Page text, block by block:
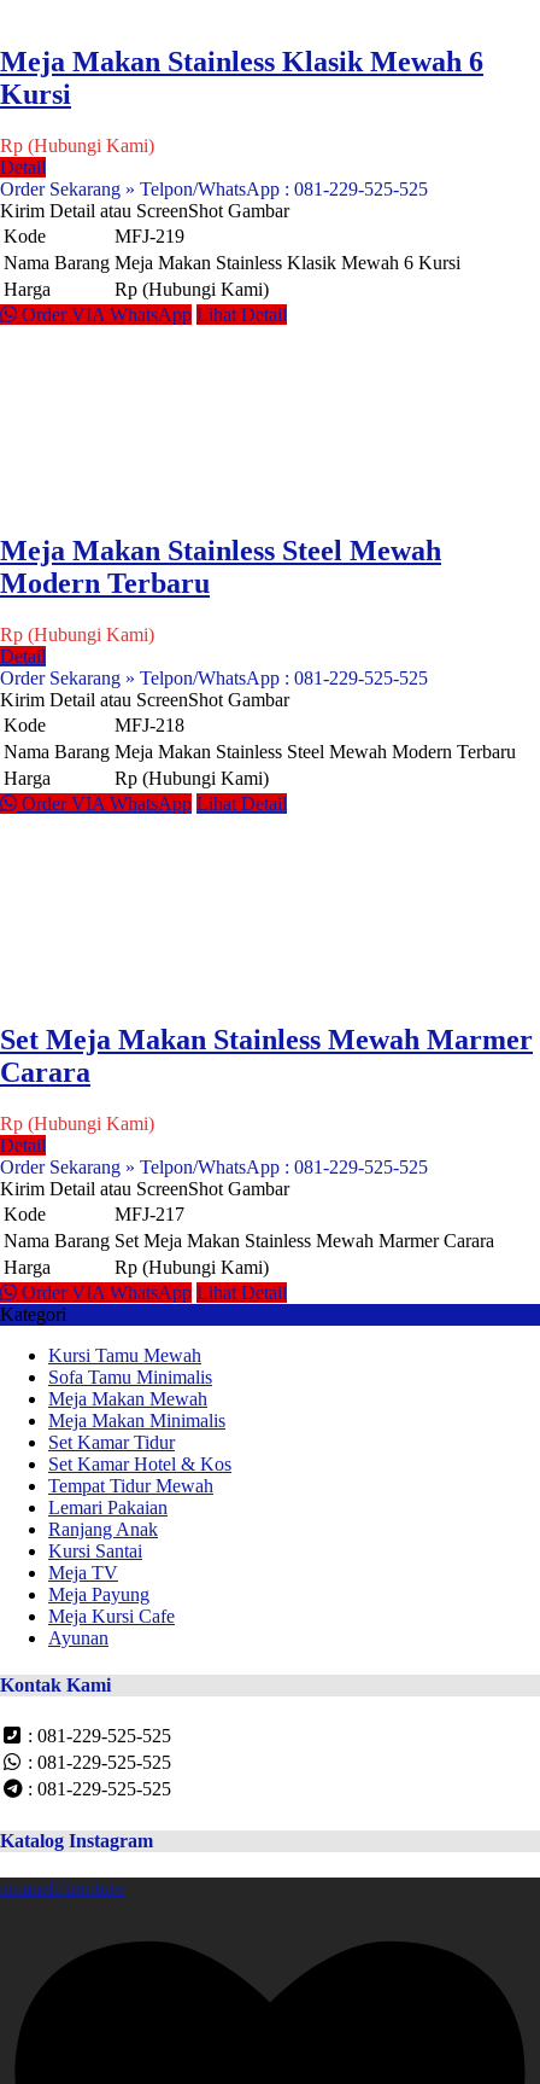
Meja Makan Stainless Klasik Mewah 6
Kursi
Rp (Hubungi Kami)
Detail
Order Sekarang » Telpon/WhatsApp : 081-229-525-525
Kirim Detail atau ScreenShot Gambar
Kode
MFJ-219
Nama Barang Meja Makan Stainless Klasik Mewah 6 Kursi
Harga
Rp (Hubungi Kami)
Order VIA WhatsApp Lihat Detail
Meja Makan Stainless Steel Mewah
Modern Terbaru
Rp (Hubungi Kami)
Detail
Order Sekarang » Telpon/WhatsApp : 081-229-525-525
Kirim Detail atau ScreenShot Gambar
Kode
MFJ-218
Nama Barang Meja Makan Stainless Steel Mewah Modern Terbaru
Harga
Rp (Hubungi Kami)
Order VIA WhatsApp Lihat Detail
Set Meja Makan Stainless Mewah Marmer
Carara
Rp (Hubungi Kami)
Detail
Order Sekarang » Telpon/WhatsApp : 081-229-525-525
Kirim Detail atau ScreenShot Gambar
Kode
MFJ-217
Nama Barang Set Meja Makan Stainless Mewah Marmer Carara
Harga
Rp (Hubungi Kami)
Order VIA WhatsApp Lihat Detail
Kategori
Kursi Tamu Mewah
Sofa Tamu Minimalis
Meja Makan Mewah
Meja Makan Minimalis
Set Kamar Tidur
Set Kamar Hotel & Kos
Tempat Tidur Mewah
Lemari Pakaian
Ranjang Anak
Kursi Santai
Meja TV
Meja Payung
Meja Kursi Cafe
Ayunan
Kontak Kami
: 081-229-525-525
: 081-229-525-525
: 081-229-525-525
Katalog Instagram
amanahfurniture